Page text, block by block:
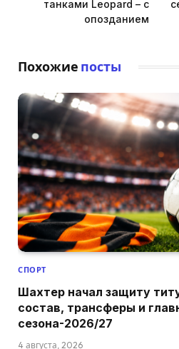
танками Leopard – с
опозданием
Похожие посты
СПОРТ
Шахтер начал защиту
состав, трансферы и
сезона-2026/27
4 августа, 2026